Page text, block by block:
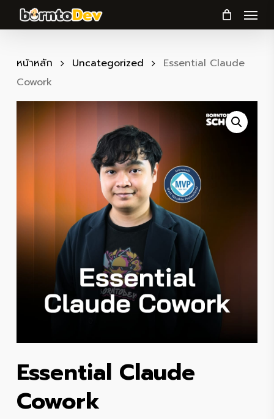
to
content
Menu
หน้าหลัก Uncategorized
Essential Claude
Cowork
Essential Claude
Cowork